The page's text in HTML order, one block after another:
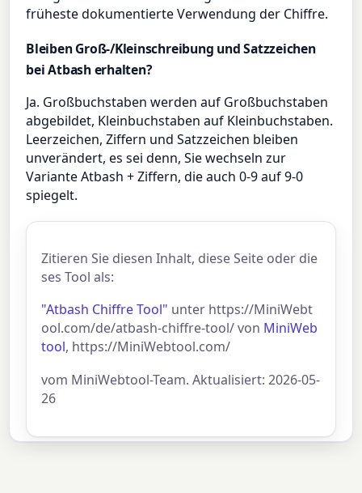
früheste dokumentierte Verwendung der Chiffre.
Bleiben Groß-/Kleinschreibung und Satzzeichen
bei Atbash erhalten?
Ja. Großbuchstaben werden auf Großbuchstaben
abgebildet, Kleinbuchstaben auf Kleinbuchstaben.
Leerzeichen, Ziffern und Satzzeichen bleiben
unverändert, es sei denn, Sie wechseln zur
Variante Atbash + Ziffern, die auch 0-9 auf 9-0
spiegelt.
Zitieren Sie diesen Inhalt, diese Seite oder die
ses Tool als:
"Atbash Chiffre Tool" unter https://MiniWebt
ool.com/de/atbash-chiffre-tool/ von MiniWeb
tool, https://MiniWebtool.com/
vom MiniWebtool-Team. Aktualisiert: 2026-05-
26